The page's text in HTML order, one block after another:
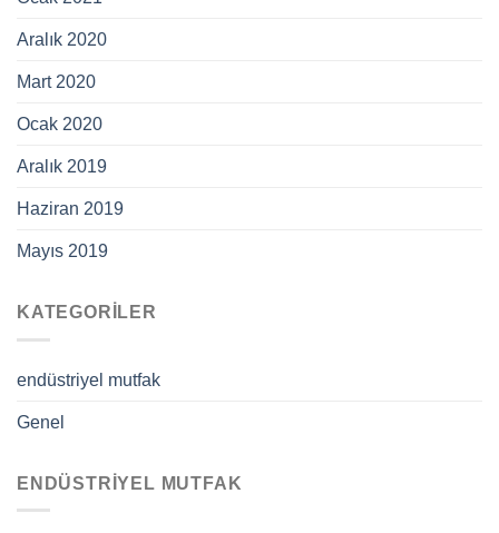
Aralık 2020
Mart 2020
Ocak 2020
Aralık 2019
Haziran 2019
Mayıs 2019
KATEGORILER
endüstriyel mutfak
Genel
ENDÜSTRIYEL MUTFAK